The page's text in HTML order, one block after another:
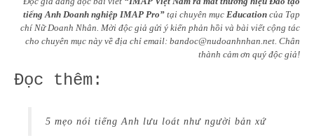
tiếng Anh Doanh nghiệp IMAP Pro” tại chuyên mục Education của Tạp
chí Nữ Doanh Nhân. Mời độc giả gửi ý kiến phản hồi và bài viết cộng tác
cho chuyên mục này về địa chỉ email: bandoc@nudoanhnhan.net. Chân
thành cảm ơn quý độc giả!
Đọc thêm:
5 mẹo nói tiếng Anh lưu loát như người bản xứ